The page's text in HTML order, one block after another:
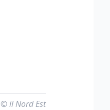
il Nord Est